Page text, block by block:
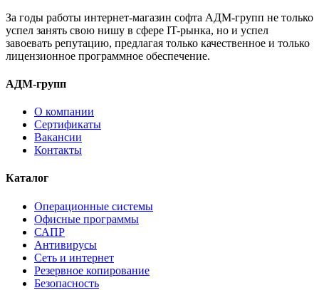
За годы работы интернет-магазин софта АДМ-групп не только
успел занять свою нишу в сфере IT-рынка, но и успел
завоевать репутацию, предлагая только качественное и только
лицензионное программное обеспечение.
АДМ-групп
О компании
Сертификаты
Вакансии
Контакты
Каталог
Операционные системы
Офисные программы
САПР
Антивирусы
Сеть и интернет
Резервное копирование
Безопасность